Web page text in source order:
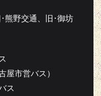
熊野交通、旧･御坊
屋市営バス）
ス